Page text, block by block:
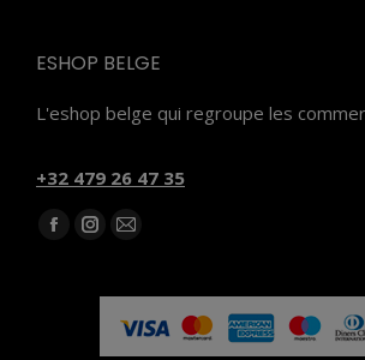
ESHOP BELGE
L'eshop belge qui regroupe les
‭+32 479 26 47 35‬
Trouvez nous sur :
Facebook
opens
Instagram
opens
E-
page
opens